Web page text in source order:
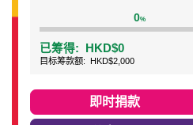
0%
已筹得: HKD$0
目标筹款额: HKD$2,000
即时捐款